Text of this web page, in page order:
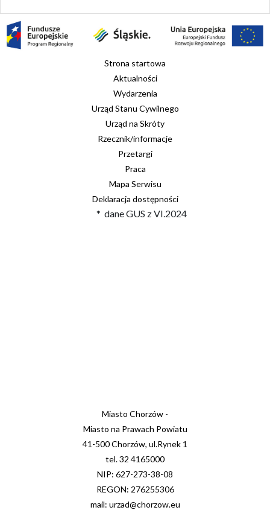
Strona startowa
Aktualności
Wydarzenia
Urząd Stanu Cywilnego
Urząd na Skróty
Rzecznik/informacje
Przetargi
Praca
Mapa Serwisu
Deklaracja dostępności
* dane GUS z VI.2024
Miasto Chorzów -
Miasto na Prawach Powiatu
41-500 Chorzów, ul.Rynek 1
tel. 32 4165000
NIP: 627-273-38-08
REGON: 276255306
mail: urzad@chorzow.eu